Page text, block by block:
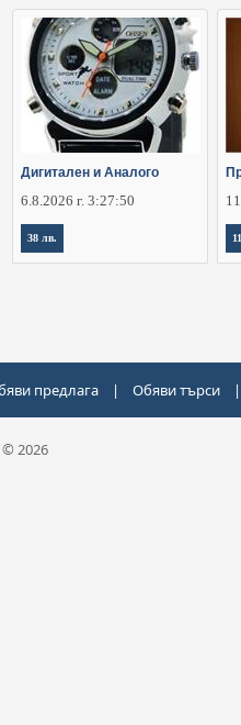
Дигитален и Аналого
6.8.2026 г. 3:27:50
38 лв.
предлага | Обяви търси |
© 2026